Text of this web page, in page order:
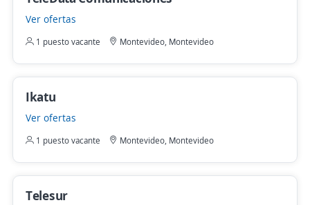
Ver ofertas
1 puesto vacante Montevideo, Montevideo
Ikatu
Ver ofertas
1 puesto vacante Montevideo, Montevideo
Telesur